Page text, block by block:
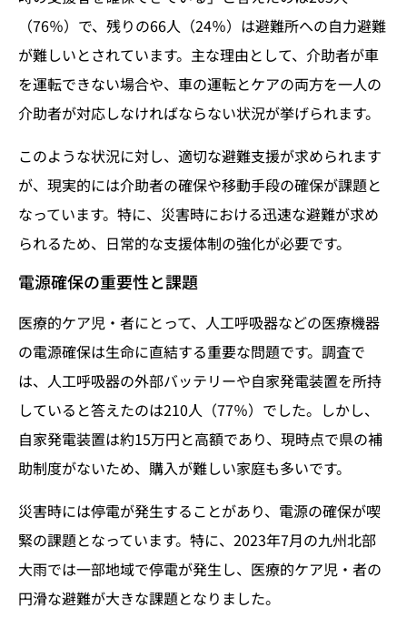
（76％）で、残りの66人（24％）は避難所への自力避難
が難しいとされています。主な理由として、介助者が車
を運転できない場合や、車の運転とケアの両方を一人の
介助者が対応しなければならない状況が挙げられます。
このような状況に対し、適切な避難支援が求められます
が、現実的には介助者の確保や移動手段の確保が課題と
なっています。特に、災害時における迅速な避難が求め
られるため、日常的な支援体制の強化が必要です。
電源確保の重要性と課題
医療的ケア児・者にとって、人工呼吸器などの医療機器
の電源確保は生命に直結する重要な問題です。調査で
は、人工呼吸器の外部バッテリーや自家発電装置を所持
していると答えたのは210人（77％）でした。しかし、
自家発電装置は約15万円と高額であり、現時点で県の補
助制度がないため、購入が難しい家庭も多いです。
災害時には停電が発生することがあり、電源の確保が喫
緊の課題となっています。特に、2023年7月の九州北部
大雨では一部地域で停電が発生し、医療的ケア児・者の
円滑な避難が大きな課題となりました。